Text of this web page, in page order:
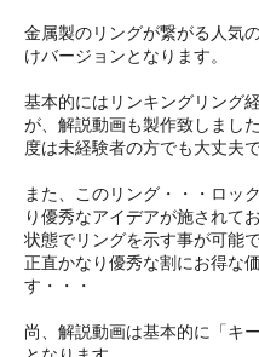
金属製のリングが繋がる人気
けバージョンとなります。
基本的にはリンキングリング
が、解説動画も製作致しまし
度は未経験者の方でも大丈夫で
また、このリング・・・ロッ
り優秀なアイデアが施されて
状態でリングを示す事が可能で
正直かなり優秀な割にお得な
す・・・
尚、解説動画は基本的に「キ